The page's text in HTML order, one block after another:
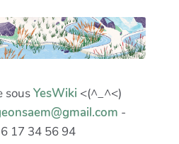
sousYesWiki <(^_^<)
-
17 34 56 94